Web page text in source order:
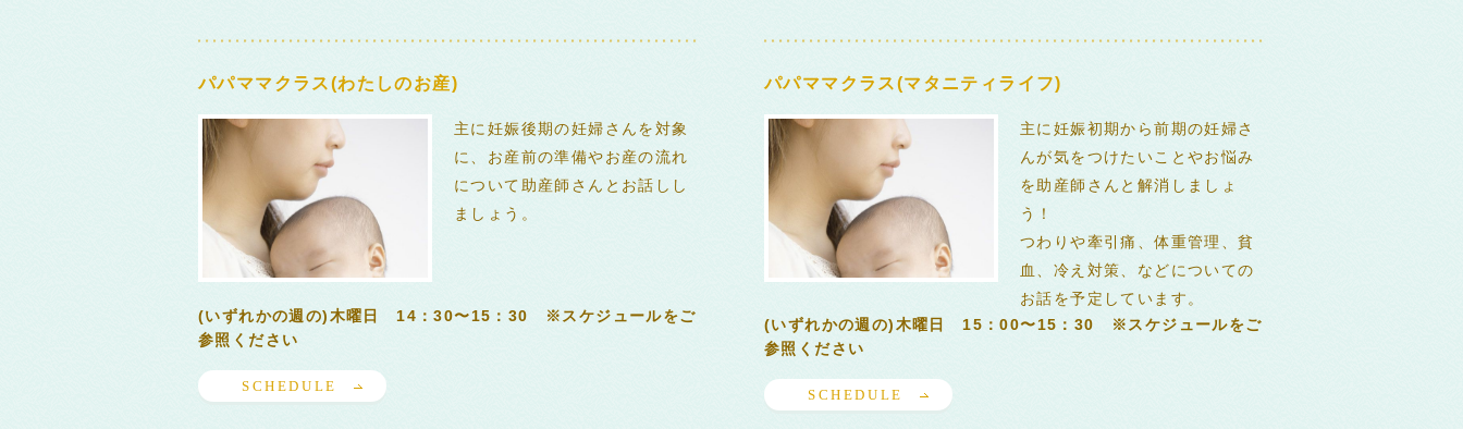
パパママクラス(わたしのお産)
主に妊娠後期の妊婦さんを対象
に、お産前の準備やお産の流れ
について助産師さんとお話しし
ましょう。
(いずれかの週の)木曜日 14：30〜15：30 ※スケジュールをご
参照ください
SCHEDULE
パパママクラス(マタニティライフ)
主に妊娠初期から前期の妊婦さ
んが気をつけたいことやお悩み
を助産師さんと解消しましょ
う！
つわりや牽引痛、体重管理、貧
血、冷え対策、などについての
お話を予定しています。
(いずれかの週の)木曜日 15：00〜15：30 ※スケジュールをご
参照ください
SCHEDULE